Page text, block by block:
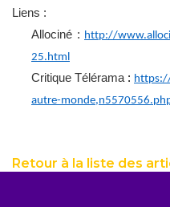
Liens :
Allociné : http://
25.html
Critique Télérama :
autre-
Retour à la liste des